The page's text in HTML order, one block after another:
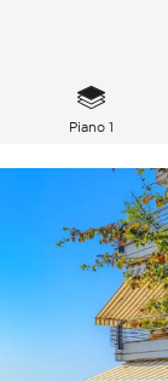
Piano 1